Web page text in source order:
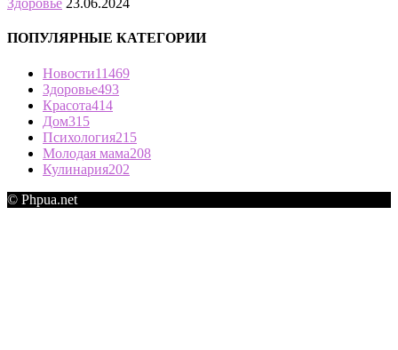
Здоровье 23.06.2024
ПОПУЛЯРНЫЕ КАТЕГОРИИ
Новости11469
Здоровье493
Красота414
Дом315
Психология215
Молодая мама208
Кулинария202
© Phpua.net